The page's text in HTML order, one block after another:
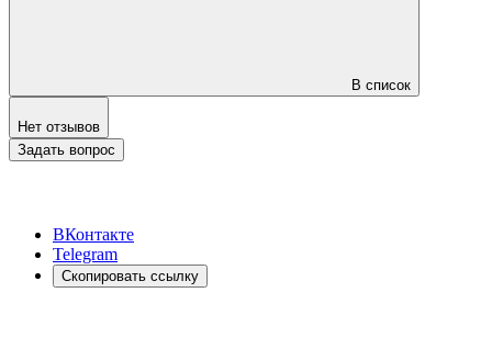
В список
Нет отзывов
Задать вопрос
ВКонтакте
Telegram
Скопировать ссылку